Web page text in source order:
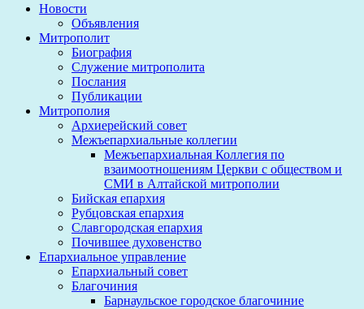
Новости
Объявления
Митрополит
Биография
Служение митрополита
Послания
Публикации
Митрополия
Архиерейский совет
Межъепархиальные коллегии
Межъепархиальная Коллегия по
взаимоотношениям Церкви с обществом и
СМИ в Алтайской митрополии
Бийская епархия
Рубцовская епархия
Славгородская епархия
Почившее духовенство
Епархиальное управление
Епархиальный совет
Благочиния
Барнаульское городское благочиние